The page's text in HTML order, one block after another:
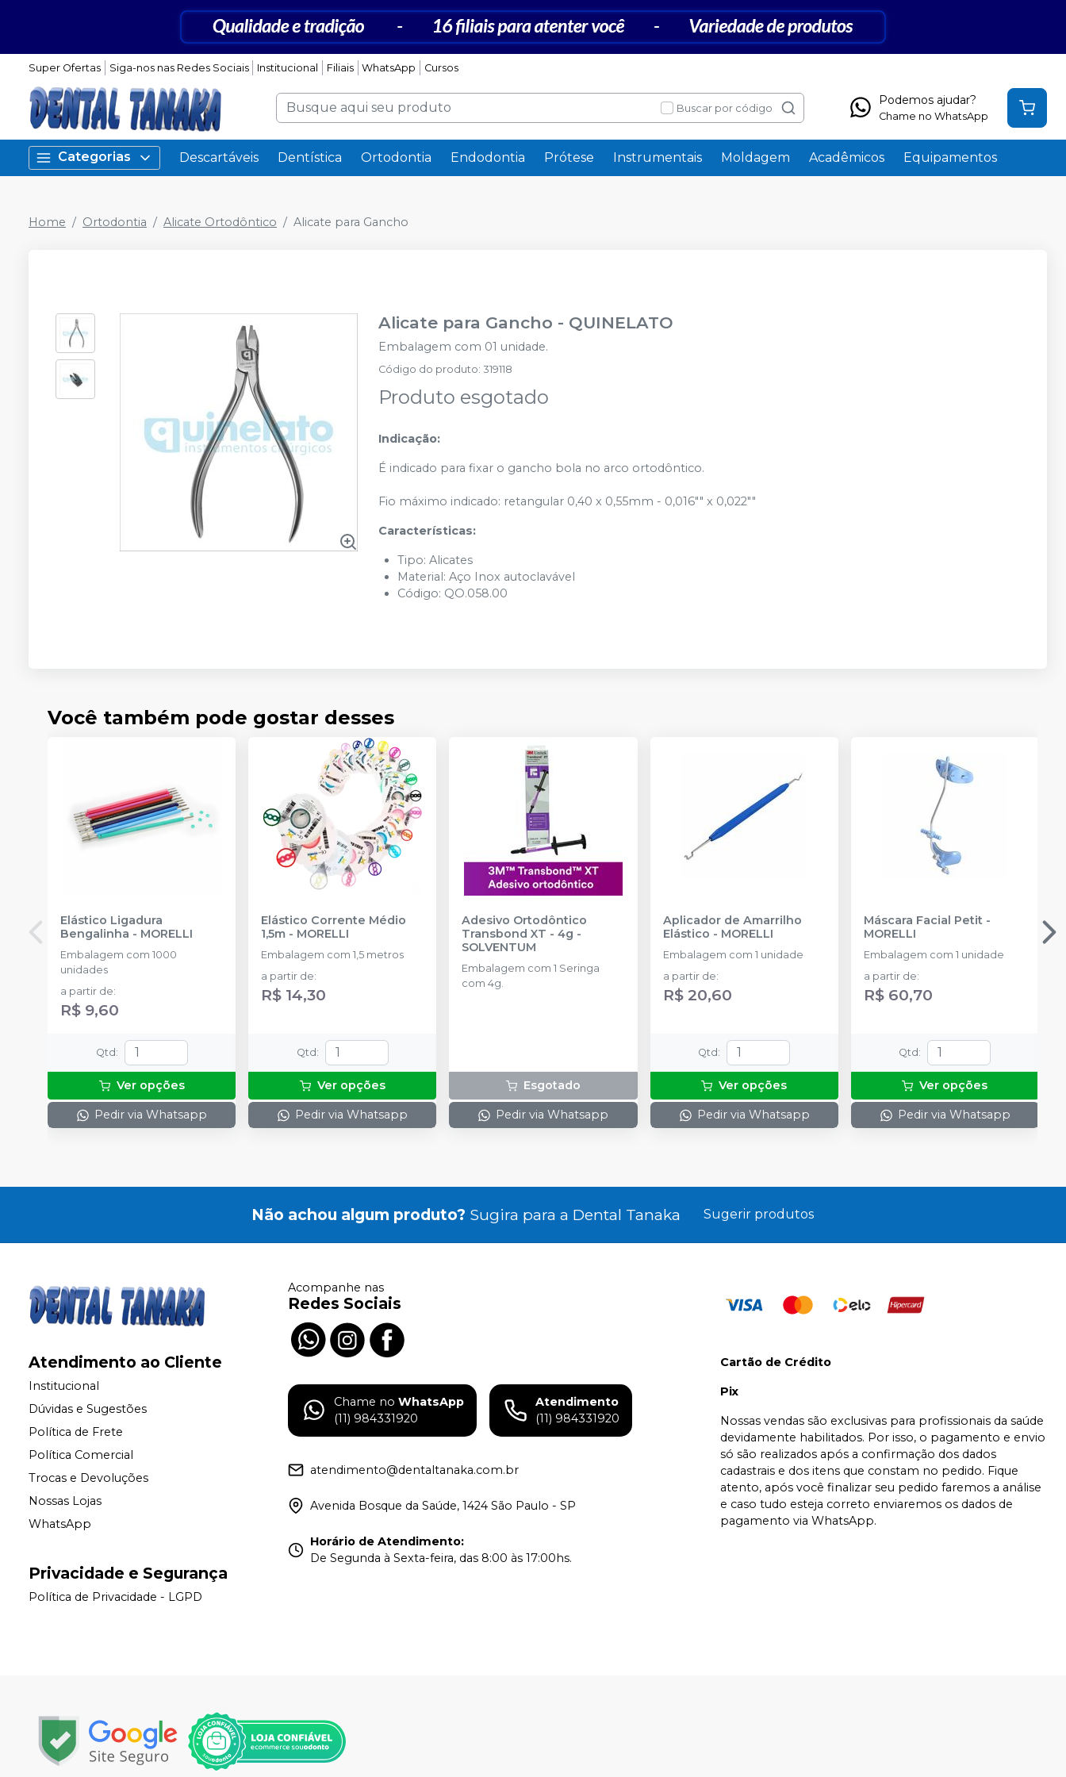
Super Ofertas Siga-nos nas Redes Sociais Institucional Filiais WhatsApp Cursos
Buscar por código
Podemos ajudar?
Chame no WhatsApp
Categorias Descartáveis Dentística Ortodontia Endodontia Prótese Instrumentais Moldagem Acadêmicos Equipamentos
Home Ortodontia Alicate Ortodôntico Alicate para Gancho
Alicate para Gancho - QUINELATO
Embalagem com 01 unidade.
Código do produto:319118
Produto esgotado
Indicação:
É indicado para fixar o gancho bola no arco ortodôntico.
Fio máximo indicado: retangular 0,40 x 0,55mm - 0,016"" x 0,022""
Características:
Tipo: Alicates
Material: Aço Inox autoclavável
Código: QO.058.00
Você também pode gostar desses
Elástico Ligadura
Bengalinha - MORELLI
Embalagem com 1000
unidades
a partir de:
R$ 9,60
Qtd :
Ver opções
Pedir via Whatsapp
Elástico Corrente Médio
1,5m - MORELLI
Embalagem com 1,5 metros
a partir de:
R$ 14,30
Qtd :
Ver opções
Pedir via Whatsapp
Adesivo Ortodôntico
Transbond XT - 4g -
SOLVENTUM
Embalagem com 1 Seringa
com 4g.
Esgotado
Pedir via Whatsapp
Aplicador de Amarrilho
Elástico - MORELLI
Embalagem com 1 unidade
a partir de:
R$ 20,60
Qtd :
Ver opções
Pedir via Whatsapp
Máscara Facial Petit -
MORELLI
Embalagem com 1 unidade
a partir de:
R$ 60,70
Qtd :
Ver opções
Pedir via Whatsapp
Não achou algum produto? Sugira para a Dental Tanaka Sugerir produtos
Atendimento ao Cliente
Institucional
Dúvidas e Sugestões
Política de Frete
Política Comercial
Trocas e Devoluções
Nossas Lojas
WhatsApp
Privacidade e Segurança
Política de Privacidade - LGPD
Acompanhe nas
Redes Sociais
Chame no WhatsApp
(11) 984331920
Atendimento
(11) 984331920
atendimento@dentaltanaka.com.br
Avenida Bosque da Saúde, 1424 São Paulo - SP
Horário de Atendimento:
De Segunda à Sexta-feira, das 8:00 às 17:00hs.
Cartão de Crédito
Pix
Nossas vendas são exclusivas para profissionais da saúde
devidamente habilitados. Por isso, o pagamento e envio
só são realizados após a confirmação dos dados
cadastrais e dos itens que constam no pedido. Fique
atento, após você finalizar seu pedido faremos a análise
e caso tudo esteja correto enviaremos os dados de
pagamento via WhatsApp.